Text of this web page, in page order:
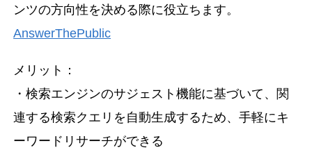
ンツの方向性を決める際に役立ちます。
AnswerThePublic
メリット：
・検索エンジンのサジェスト機能に基づいて、関
連する検索クエリを自動生成するため、手軽にキ
ーワードリサーチができる